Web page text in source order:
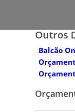
Outros
Balcão